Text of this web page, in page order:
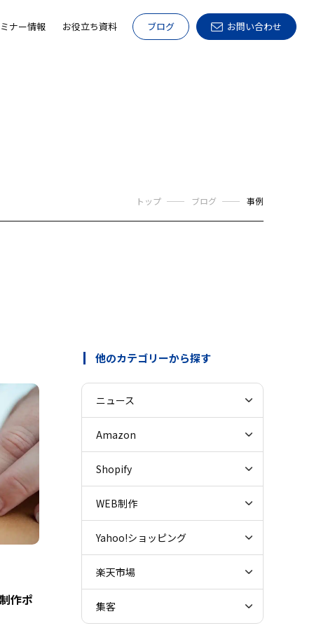
ナー情報 お役立ち資料 ブログ お問い合わせ
トップ ブログ 事例
作ポ
他のカテゴリーから探す
ニュース
Amazon
Shopify
WEB制作
Yahoo!ショッピング
楽天市場
集客